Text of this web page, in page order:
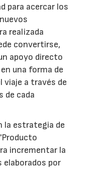
para acercar los
realizada
convertirse,
apoyo directo
una forma de
viaje a través de
de cada
la estrategia de
incrementar la
elaborados por